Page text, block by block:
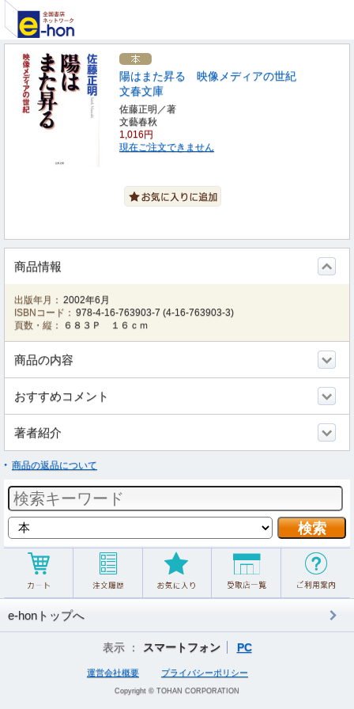
陽はまた昇る 映像メディアの世紀
文春文庫
佐藤正明／著
文藝春秋
1,016円
現在ご注文できません
商品情報
出版年月： 2002年6月
ISBNコード： 978-4-16-763903-7 (4-16-763903-3)
頁数・縦：
６８３Ｐ １６ｃｍ
商品の内容
おすすめコメント
著者紹介
商品の返品について
e-honトップへ
表示 ： スマートフォン PC
運営会社概要 プライバシーポリシー
Copyright © TOHAN CORPORATION